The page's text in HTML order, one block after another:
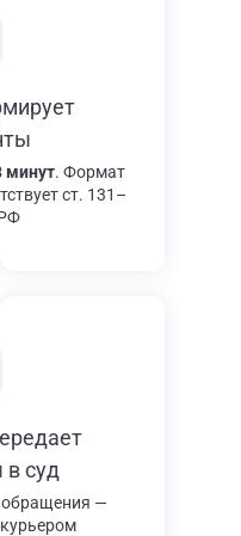
минут. Формат
ст. 131–
суд
обращения —